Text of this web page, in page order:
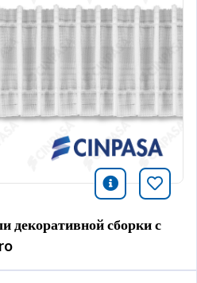
icono
декоративной сборки с